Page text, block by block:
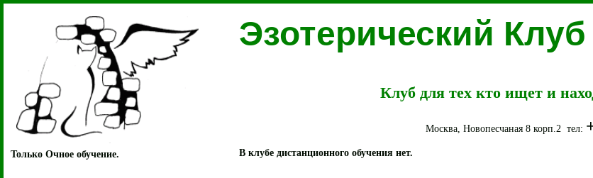
Только Очное обучение.
Эзотерический
Клуб для тех кто ищет и
Москва, Новопесчаная 8 корп.2 тел:
В клубе дистанционного обучения нет.